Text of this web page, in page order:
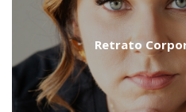
Retrato